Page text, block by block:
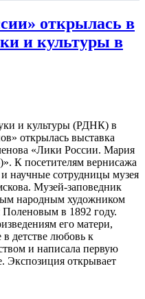
открылась в
и культуры в
и культуры (РДНК) в
открылась выставка
«Лики России. Мария
К посетителям вернисажа
научные сотрудницы музея
Музей-заповедник
народным художником
в 1892 году.
его матери,
детстве любовь к
и написала первую
Экспозиция открывает